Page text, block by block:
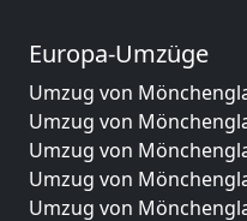
Europa-Umzüge
Umzug von
Umzug von
Umzug von
Umzug von
Umzug von